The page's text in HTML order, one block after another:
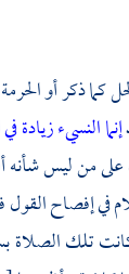
ذكر أو
إنما النسيء زيادة
من ليس شأنه
في إفصاح القول
تلك